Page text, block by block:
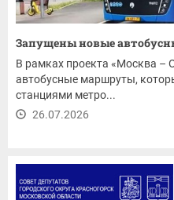
Запущены новые
В рамках проекта «Москва –
автобусные маршруты,
станциями метро...
26.07.2026